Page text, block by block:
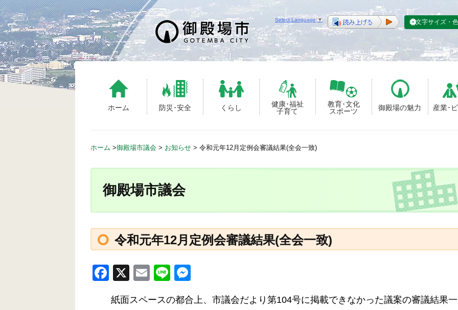
ホーム 防災･安全 くらし
健康･福祉
子育て
教育･文化
スポーツ
御殿場の魅力 産業･
Select Language ▼ 文字サイズ・
ホーム >御殿場市議会 > お知らせ > 令和元年12月定例会審議結果(全会一致)
御殿場市議会
令和元年12月定例会審議結果(全会一致)
F
c
X
E
ail
Li
e
ss
紙面スペースの都合上、市議会だより第104号に掲載できなかった議案の審議結果